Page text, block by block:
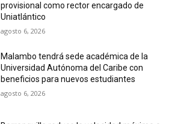
provisional como rector encargado de
Uniatlántico
agosto 6, 2026
Malambo tendrá sede académica de la
Universidad Autónoma del Caribe con
beneficios para nuevos estudiantes
agosto 6, 2026